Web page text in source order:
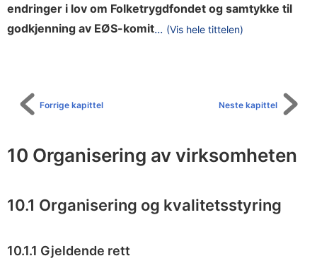
endringer i lov om Folketrygdfondet og samtykke til
godkjenning av EØS-komit... (Vis hele tittelen)
b
s
l
t
Neste kapittel
Forrige kapittel
10 Organisering av virksomheten
10.1 Organisering og kvalitetsstyring
10.1.1 Gjeldende rett